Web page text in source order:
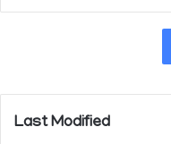
Last Modified